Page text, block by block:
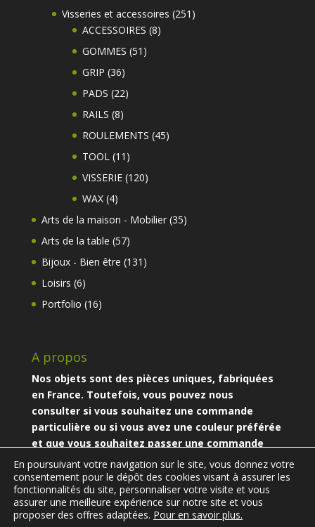
produits
Visseries et accessoires 251 251
ACCESSOIRES 88
GOMMES 51 51
GRIP 3636
produits
PADS 2222
RAILS 88
produits
ROULEMENTS 4545
TOOL 11 11
produits
VISSERIE 120120
WAX 44
produits
Arts de la maison - Mobilier 3535
Arts de la table 5757
produits
Bijoux - Bien être 131 131
Loisirs 66
produits
Portfolio 1616
A propos
Nos objets sont des pièces uniques, fabriquées
en France. Toutefois, vous pouvez nous
consulter si vous souhaitez une commande
particulière ou si vous avez une couleur préférée
et que vous souhaitez passer une commande
particulière.
En poursuivant votre navigation sur le site, vous donnez votre
consentement pour le dépôt des cookies visant à assurer les
fonctionnalités du site, personnaliser votre visite et vous
assurer une meilleure expérience sur notre site et vous
proposer des offres adaptées. Pour en savoir plus.